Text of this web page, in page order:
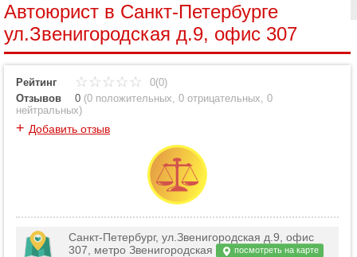
Автоюрист в Санкт-Петербурге
ул.Звенигородская д.9, офис 307
Рейтинг
0(0)
Отзывов
0 (0 положительных, 0 отрицательных, 0
нейтральных)
+ Добавить отзыв
Санкт-Петербург, ул.Звенигородская д.9, офис
307, метро Звенигородская
посмотреть на карте